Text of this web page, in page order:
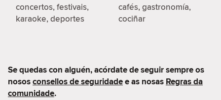
concertos, festivais,
karaoke, deportes
cafés, gastronomía,
cociñar
Se quedas con alguén, acórdate de seguir sempre os
nososconsellos de seguridadee as nosas Regras da
comunidade.